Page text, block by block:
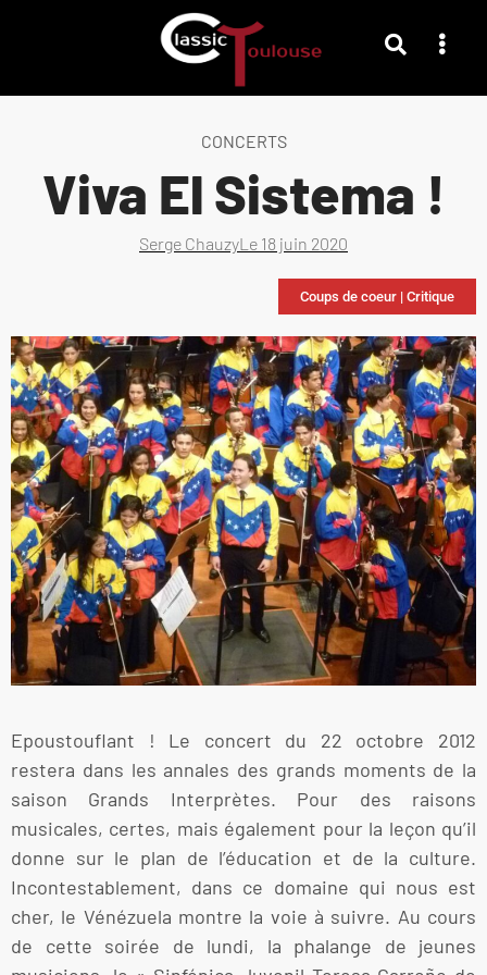
CONCERTS
Viva El Sistema !
Serge ChauzyLe 18 juin 2020
Coups de coeur | Critique
Epoustouflant ! Le concert du 22 octobre 2012
restera dans les annales des grands moments de la
saison Grands Interprètes. Pour des raisons
musicales, certes, mais également pour la leçon qu’il
donne sur le plan de l’éducation et de la culture.
Incontestablement, dans ce domaine qui nous est
cher, le Vénézuela montre la voie à suivre. Au cours
de cette soirée de lundi, la phalange de jeunes